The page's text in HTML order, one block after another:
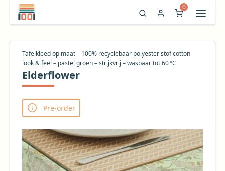
0
Tafelkleed op maat – 100% recyclebaar polyester stof cotton
look & feel – pastel groen – strijkvrij – wasbaar tot 60 °C
Elderflower
Pre-order